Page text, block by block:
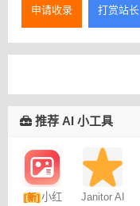
申请收录 打赏站长
推荐 AI 小工具
[新] 小红
Janitor AI